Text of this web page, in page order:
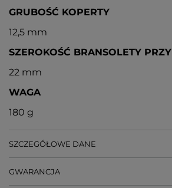
GRUBOŚĆ KOPERTY
12,5 mm
SZEROKOŚĆ BRANSOLETY
22 mm
WAGA
180 g
SZCZEGÓŁOWE DANE
GWARANCJA